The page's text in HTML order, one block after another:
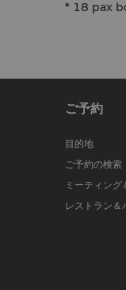
* 18 pax
ご予約
目的地
ご予約の検索
ミーティング
レストラン＆